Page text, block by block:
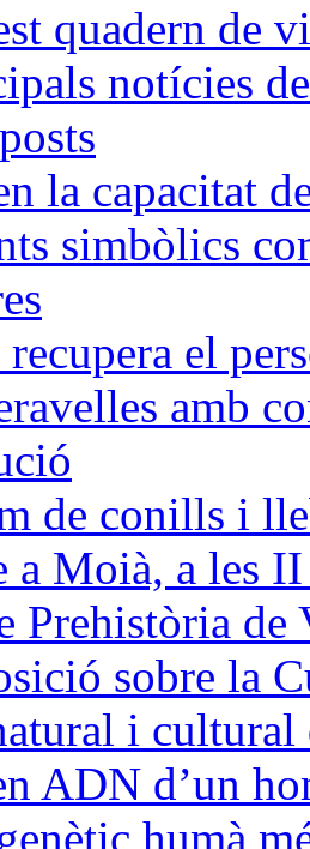
quadern de
notícies
la capacitat
simbòlics
el
amb
de conills i
a Moià, a les
Prehistòria de
sobre la
i cultural
ADN d’un
humà